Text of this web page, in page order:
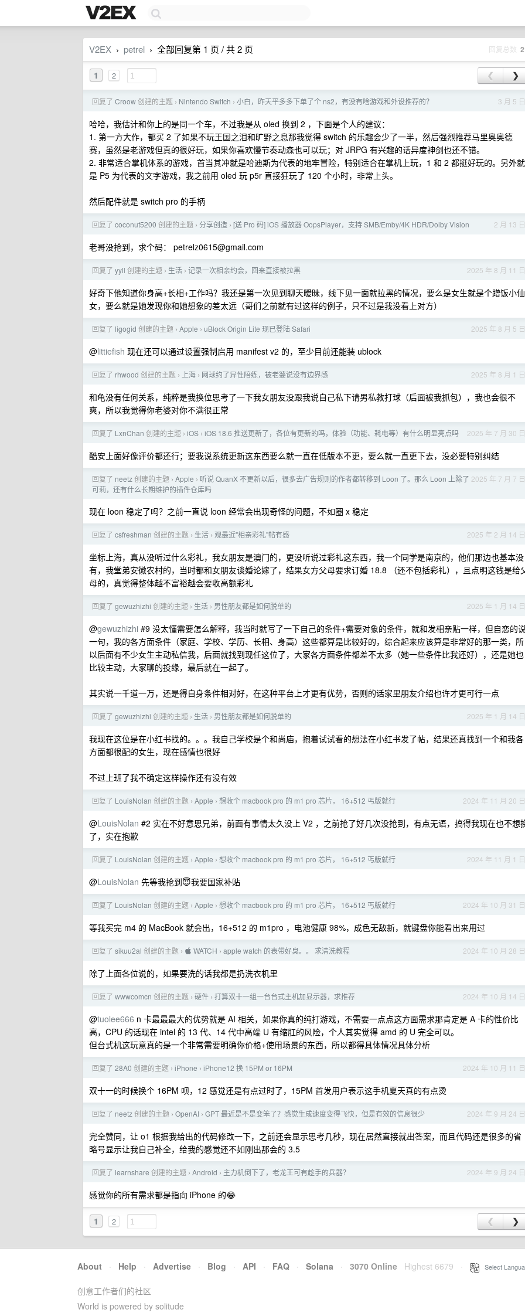
V2EX › petrel › 全部回复第 1 页 / 共 2 页 回复总数
1 2 ❮ ❯
3 月 5 日
回复了 Croow创建的主题 › Nintendo Switch › 小白，昨天平多多下单了个 ns2，有没有啥游戏和外设推荐的？
哈哈，我估计和你上的是同一个车，不过我是从 oled 换到 2 ，下面是个人的建议：
1. 第一方大作，都买 2 了如果不玩王国之泪和旷野之息那我觉得 switch 的乐趣会少了一半，然后强烈推荐马里奥奥德
赛，虽然是老游戏但真的很好玩，如果你喜欢慢节奏动森也可以玩；对 JRPG 有兴趣的话异度神剑也还不错。
2. 非常适合掌机体系的游戏，首当其冲就是哈迪斯为代表的地牢冒险，特别适合在掌机上玩，1 和 2 都挺好玩的。另外就
是 P5 为代表的文字游戏，我之前用 oled 玩 p5r 直接狂玩了 120 个小时，非常上头。
然后配件就是 switch pro 的手柄
2 月 13 日
回复了 coconut5200 创建的主题 › 分享创造 › [送 Pro 码] iOS 播放器 OopsPlayer，支持 SMB/Emby/4K HDR/Dolby Vision
老哥没抢到，求个码： petrelz0615@gmail.com
2025 年 8 月 11 日
回复了 yyll 创建的主题 › 生活 › 记录一次相亲约会，回来直接被拉黑
好奇下他知道你身高+长相+工作吗？我还是第一次见到聊天暧昧，线下见一面就拉黑的情况，要么是女生就是个蹭饭小仙
女，要么就是她发现你和她想象的差太远（哥们之前就有过这样的例子，只不过是我没看上对方）
2025 年 8 月 5 日
回复了 ligogid 创建的主题 › Apple › uBlock Origin Lite 现已登陆 Safari
@littiefish 现在还可以通过设置强制启用 manifest v2 的，至少目前还能装 ublock
2025 年 8 月 1 日
回复了 rhwood 创建的主题 › 上海 › 网球约了异性陪练，被老婆说没有边界感
和龟没有任何关系，纯粹是我换位思考了一下我女朋友没跟我说自己私下请男私教打球（后面被我抓包），我也会很不
爽，所以我觉得你老婆对你不满很正常
2025 年 7 月 30 日
回复了 LxnChan 创建的主题 › iOS › iOS 18.6 推送更新了，各位有更新的吗，体验（功能、耗电等）有什么明显亮点吗
酷安上面好像评价都还行；要我说系统更新这东西要么就一直在低版本不更，要么就一直更下去，没必要特别纠结
2025 年 7 月 7 日
回复了 neetz创建的主题 › Apple › 听说 QuanX 不更新以后，很多去广告规则的作者都转移到 Loon 了。那么 Loon 上除了
可莉，还有什么长期维护的插件仓库吗
现在 loon 稳定了吗？之前一直说 loon 经常会出现奇怪的问题，不如圈 x 稳定
2025 年 2 月 14 日
回复了 csfreshman 创建的主题 › 生活 › 观最近"相亲彩礼"帖有感
坐标上海，真从没听过什么彩礼，我女朋友是澳门的，更没听说过彩礼这东西，我一个同学是南京的，他们那边也基本没
有，我堂弟安徽农村的，当时都和女朋友谈婚论嫁了，结果女方父母要求订婚 18.8 （还不包括彩礼），且点明这钱是给
母的，真觉得整体越不富裕越会要收高额彩礼
2025 年 1 月 14 日
回复了 gewuzhizhi 创建的主题 › 生活 › 男性朋友都是如何脱单的
@gewuzhizhi #9 没太懂需要怎么解释，我当时就写了一下自己的条件+需要对象的条件，就和发相亲贴一样，但自恋的
一句，我的各方面条件（家庭、学校、学历、长相、身高）这些都算是比较好的，综合起来应该算是非常好的那一类，所
以后面有不少女生主动私信我，后面就找到现任这位了，大家各方面条件都差不太多（她一些条件比我还好），还是她也
比较主动，大家聊的投缘，最后就在一起了。
其实说一千道一万，还是得自身条件相对好，在这种平台上才更有优势，否则的话家里朋友介绍也许才更可行一点
2025 年 1 月 14 日
回复了 gewuzhizhi 创建的主题 › 生活 › 男性朋友都是如何脱单的
我现在这位是在小红书找的。。。我自己学校是个和尚庙，抱着试试看的想法在小红书发了帖，结果还真找到一个和我各
方面都很配的女生，现在感情也很好
不过上班了我不确定这样操作还有没有效
2024 年 11 月 20 日
回复了 LouisNolan 创建的主题 › Apple › 想收个 macbook pro 的 m1 pro 芯片， 16+512 丐版就行
@LouisNolan #2 实在不好意思兄弟，前面有事情太久没上 V2 ，之前抢了好几次没抢到，有点无语，搞得我现在也不想
了，实在抱歉
2024 年 11 月 1 日
回复了 LouisNolan 创建的主题 › Apple › 想收个 macbook pro 的 m1 pro 芯片， 16+512 丐版就行
@LouisNolan 先等我抢到😇我要国家补贴
2024 年 10 月 31 日
回复了 LouisNolan 创建的主题 › Apple › 想收个 macbook pro 的 m1 pro 芯片， 16+512 丐版就行
等我买完 m4 的 MacBook 就会出，16+512 的 m1pro ，电池健康 98%，成色无敌新，就键盘你能看出来用过
2024 年 10 月 28 日
回复了 sikuu2al 创建的主题 ›  WATCH › apple watch 的表带好臭。。 求清洗教程
除了上面各位说的，如果要洗的话我都是扔洗衣机里
2024 年 10 月 14 日
回复了 wwwcomcn 创建的主题 › 硬件 › 打算双十一组一台台式主机加显示器，求推荐
@tuolee666 n 卡最最最大的优势就是 AI 相关，如果你真的纯打游戏，不需要一点点这方面需求那肯定是 A 卡的性价比
高，CPU 的话现在 intel 的 13 代、14 代中高端 U 有缩肛的风险，个人其实觉得 amd 的 U 完全可以。
但台式机这玩意真的是一个非常需要明确你价格+使用场景的东西，所以都得具体情况具体分析
2024 年 10 月 11 日
回复了 28A0 创建的主题 › iPhone › iPhone12 换 15PM or 16PM
双十一的时候换个 16PM 呗，12 感觉还是有点过时了，15PM 首发用户表示这手机夏天真的有点烫
2024 年 9 月 24 日
回复了 neetz创建的主题 › OpenAI › GPT 最近是不是变笨了？感觉生成速度变得飞快，但是有效的信息很少
完全赞同，让 o1 根据我给出的代码修改一下，之前还会显示思考几秒，现在居然直接就出答案，而且代码还是很多的省
略号显示让我自己补全，给我的感觉还不如刚出那会的 3.5
2024 年 9 月 24 日
回复了 learnshare 创建的主题 › Android › 主力机倒下了，老龙王可有趁手的兵器？
感觉你的所有需求都是指向 iPhone 的😂
1 2 ❮ ❯
About · Help · Advertise · Blog · API · FAQ · Solana · 3070 Online Highest 6679 Select
创意工作者们的社区
World is powered by solitude